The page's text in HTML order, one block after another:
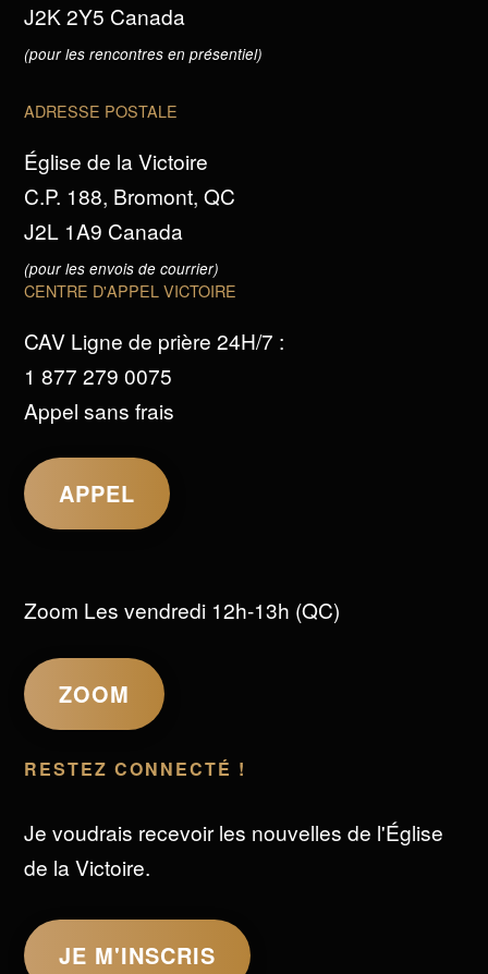
J2K 2Y5 Canada
(pour les rencontres en présentiel)
ADRESSE POSTALE
Église de la Victoire
C.P. 188, Bromont, QC
J2L 1A9 Canada
(pour les envois de courrier)
CENTRE D'APPEL VICTOIRE
CAV Ligne de prière 24H/7 :
1 877 279 0075
Appel sans frais
APPEL
Zoom Les vendredi 12h-13h (QC)
ZOOM
RESTEZ CONNECTÉ !
Je voudrais recevoir les nouvelles de l'Église
de la Victoire.
JE M'INSCRIS